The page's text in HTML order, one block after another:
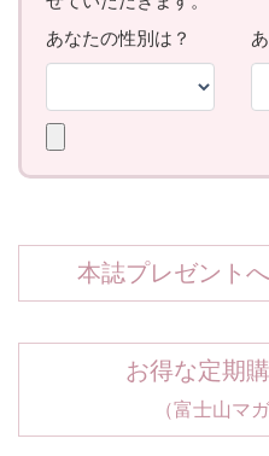
本誌プレゼント
お得な定期
（富士山マガ